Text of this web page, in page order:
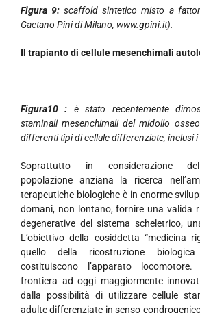
Figura 9:scaffold sintetico misto a
Gaetano Pini di Milano, www.gpini.it).
Il trapianto di cellule mesenchimali
Figura10 : è stato recentemente
staminali mesenchimali del midollo
differenti tipi di cellule differenziate, inclusi
Soprattutto in considerazione
popolazione anziana la ricerca
terapeutiche biologiche è in enorme
domani, non lontano, fornire una valida
degenerative del sistema scheletrico,
L’obiettivo della cosiddetta “medicina
quello della ricostruzione
costituiscono l’apparato
frontiera ad oggi maggiormente
dalla possibilità di utilizzare cellule
adulte differenziate in senso